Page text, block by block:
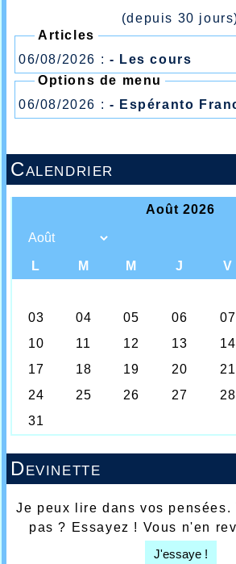
(depuis 30
Articles
06/08/2026 : - Les cours
Options de menu
06/08/2026 : - Espéranto
Calendrier
Devinette
Je peux lire dans vos pensées.
pas ? Essayez ! Vous n'en
J'essaye !